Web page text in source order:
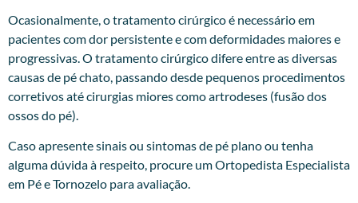
Ocasionalmente, o tratamento cirúrgico é necessário em
pacientes com dor persistente e com deformidades maiores e
progressivas. O tratamento cirúrgico difere entre as diversas
causas de pé chato, passando desde pequenos procedimentos
corretivos até cirurgias miores como artrodeses (fusão dos
ossos do pé).
Caso apresente sinais ou sintomas de pé plano ou tenha
alguma dúvida à respeito, procure umOrtopedista Especialista
em Pé e Tornozelo para avaliação.